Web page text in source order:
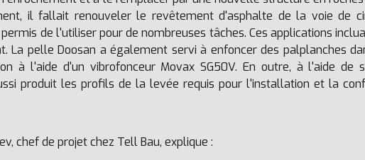
il fallait renouveler le revêtement d'asphalte de la voie de
de l'utiliser pour de nombreuses tâches. Ces applications
La pelle Doosan a également servi à enfoncer des palplanches
à l'aide d'un vibrofonceur Movax SG50V. En outre, à l'aide de
produit les profils de la levée requis pour l'installation et la
chef de projet chez Tell Bau, explique :